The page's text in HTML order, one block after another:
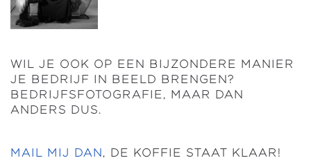
WIL JE OOK OP EEN BIJZONDERE MANIER
JE BEDRIJF IN BEELD BRENGEN?
BEDRIJFSFOTOGRAFIE, MAAR DAN
ANDERS DUS.
MAIL MIJ DAN , DE KOFFIE STAAT KLAAR!